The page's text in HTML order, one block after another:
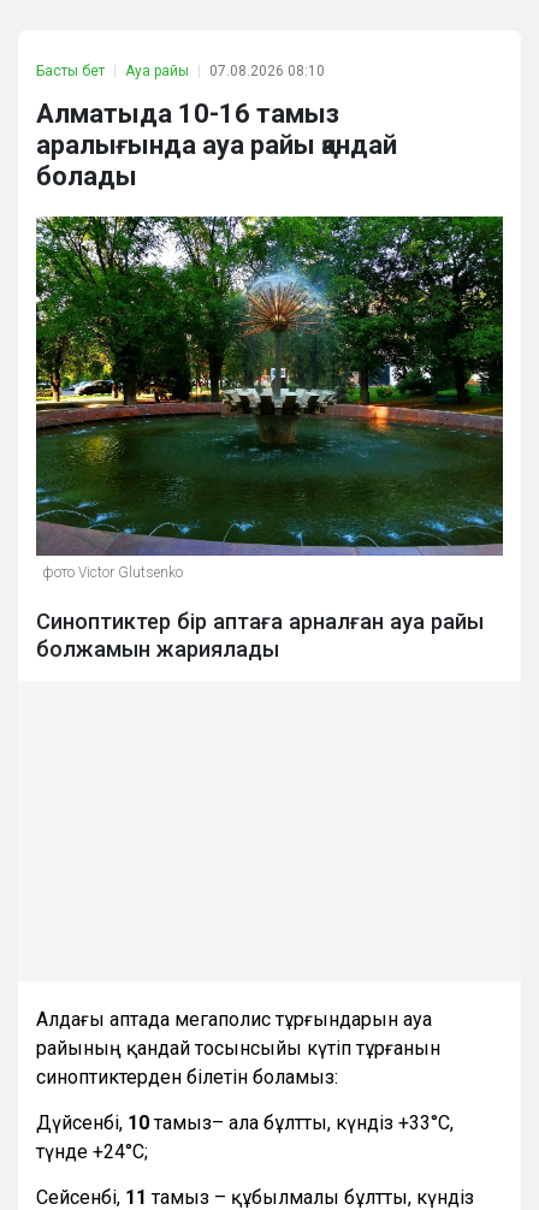
Басты бет Ауа райы 07.08.2026 08:10
Алматыда 10-16 тамыз
аралығында ауа райы қандай
болады
фото Victor Glutsenko
Синоптиктер бір аптаға арналған ауа райы
болжамын жариялады
Алдағы аптада мегаполис тұрғындарын ауа
райының қандай тосынсыйы күтіп тұрғанын
синоптиктерден білетін боламыз:
Дүйсенбі, 10тамыз– ала бұлтты, күндіз +33°С,
түнде +24°С;
Сейсенбі, 11тамыз – құбылмалы бұлтты, күндіз